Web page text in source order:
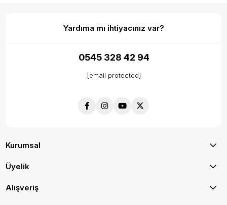
Yardıma mı ihtiyacınız var?
0545 328 42 94
[email protected]
Kurumsal
Üyelik
Alışveriş